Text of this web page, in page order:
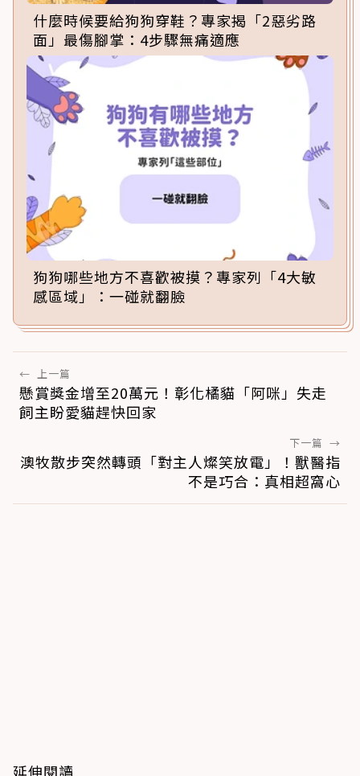
什麼時候要給狗狗穿鞋？專家揭「2惡劣路
面」最傷腳掌：4步驟無痛適應
狗狗哪些地方不喜歡被摸？專家列「4大敏
感區域」：一碰就翻臉
← 上一篇
懸賞獎金增至20萬元！彰化橘貓「阿咪」失走
飼主盼愛貓趕快回家
下一篇 →
澳牧散步突然轉頭「對主人燦笑放電」！獸醫指
不是巧合：真相超窩心
延伸閱讀